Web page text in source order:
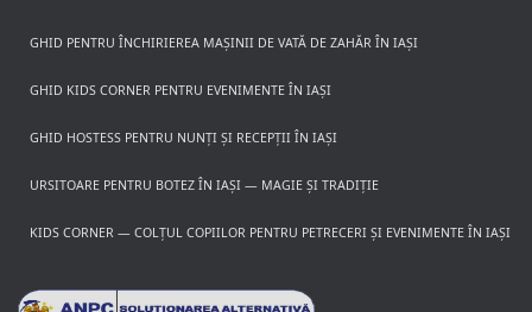
GHID PENTRU ÎNCHIRIEREA MAȘINII DE VATĂ DE ZAHĂR ÎN IAȘI
GHID KIDS CORNER PENTRU EVENIMENTE ÎN IAȘI
GHID HOSTESS PENTRU NUNȚI ȘI RECEPȚII ÎN IAȘI
URSITOARE PENTRU BOTEZ ÎN IAȘI — MAGIE ȘI TRADIȚIE
KIDS CORNER — COLȚUL COPIILOR PENTRU PETRECERI ȘI EVENIMENTE ÎN IAȘI